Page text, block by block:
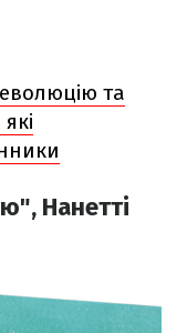
та
Нанетті